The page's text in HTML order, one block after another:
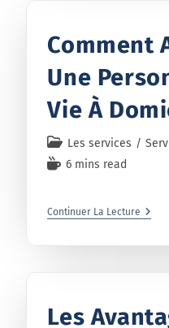
Comment
Une
Vie À
Les services /
6 mins read
Continuer La Lecture
Les